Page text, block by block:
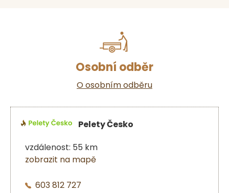
Osobní odběr
O osobním odběru
Pelety Česko
vzdálenost: 55 km
zobrazit na mapě
603 812 727